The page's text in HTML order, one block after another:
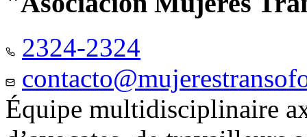
2324-2324
Équipe multidisciplinaire